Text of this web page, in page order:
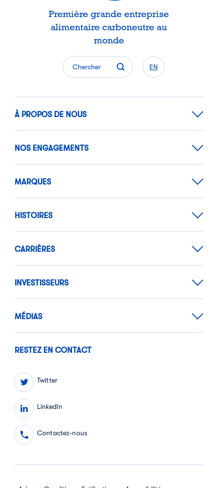
Première grande entreprise
alimentaire carboneutre au
monde
Chercher EN
À PROPOS DE NOUS
NOS ENGAGEMENTS
MARQUES
HISTOIRES
CARRIÈRES
INVESTISSEURS
MÉDIAS
RESTEZ EN CONTACT
Twitter
LinkedIn
Contactez-nous